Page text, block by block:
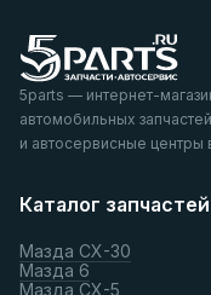
5parts — интернет-
автомобильных
и автосервисные центры
Каталог запчастей
Мазда СХ-30
Мазда 6
Мазда СХ-5